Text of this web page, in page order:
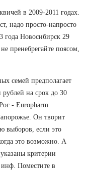
в 2009-2011 годах.
надо просто-напросто
года Новосибирск 29
пренебрегайте поясом,
семей предполагает
на срок до 30
- Europharm
Он творит
выборов, если это
это возможно. А
критерии
инф. Поместите в